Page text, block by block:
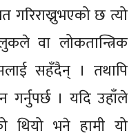
छ त्यो
वा लोकतान्त्रिक
सहँदैन् । तथापि
गर्नुपर्छ । यदि उहाँले
थियो भने हामी यो